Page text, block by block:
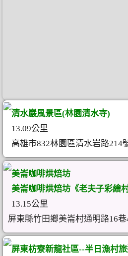
清水巖風景區(林園清水寺)
13.09公里
高雄市832林園區清水岩路214
美崙咖啡烘焙坊
美崙咖啡烘焙坊《老夫子彩繪村
13.15公里
屏東縣竹田鄉美崙村通明路16
屏東枋寮新龍社區--半日漁村